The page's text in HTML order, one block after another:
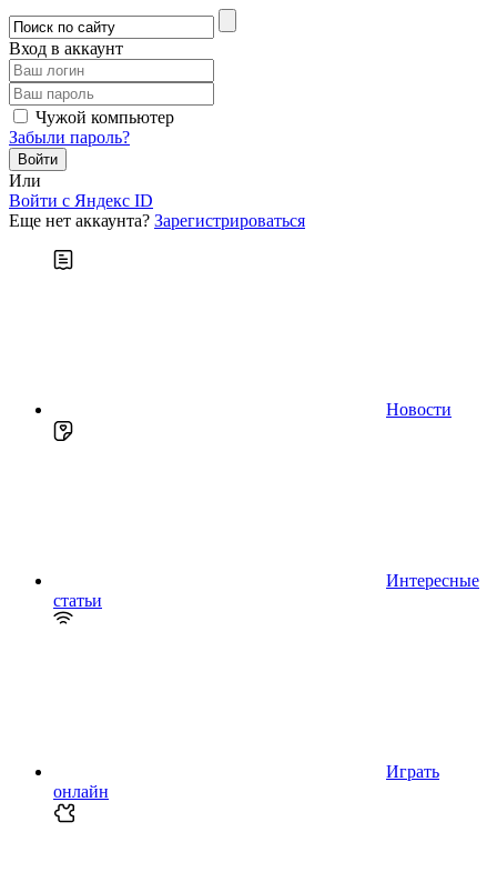
Вход в аккаунт
Чужой компьютер
Забыли пароль?
Или
Войти c Яндекс ID
Еще нет аккаунта? Зарегистрироваться
Новости
Интересные
статьи
Играть
онлайн